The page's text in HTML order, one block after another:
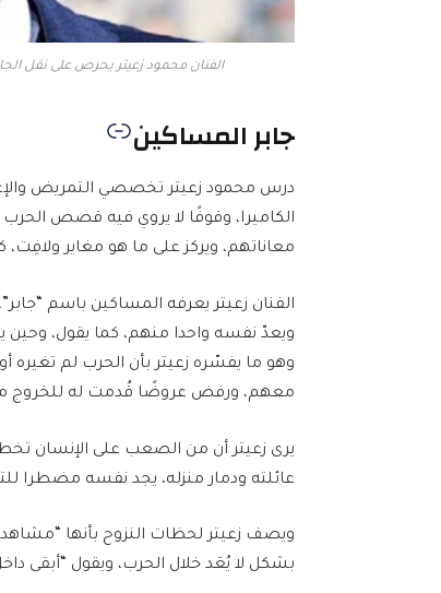
الفنان محمود زعيتر يحرص على نقل
جابر المساكين
درس محمود زعيتر تخصصي التمريض
الكاميرا، وقوفًا لا يروي فيه قصص
معاناتهم، ويركز على ما هو مغاير
الفنان زعيتر يعرفه المساكين باسم
ويعدّ نفسه واحدا منهم، كما يقول، وحين
وهو ما يفسّره زعيتر بأن الحرب لم تغيره
معهم، ورفض عروضًا قُدمت له للخروج
عائلته ودمار منزله، يجد نفسه مضطرا
ويصف زعيتر لحظات النزوح بأنها
بشكل لا يُعَد خلال الحرب، ويقول “أبقى